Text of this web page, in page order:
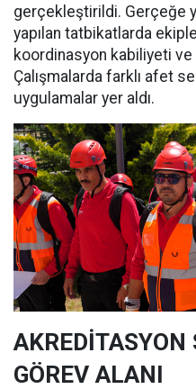
gerçekleştirildi. Gerçeğe
yapılan tatbikatlarda
koordinasyon kabiliyeti ve
Çalışmalarda farklı afet
uygulamalar yer aldı.
AKREDİTASYON
GÖREV ALANI